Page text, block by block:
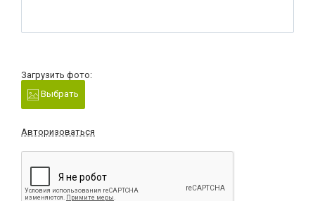
Загрузить фото:
Выбрать
Авторизоваться